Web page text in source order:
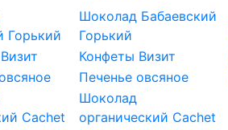
Шоколад Бабаевский
Горький
Конфеты Визит
Печенье овсяное
Шоколад
органический Cachet